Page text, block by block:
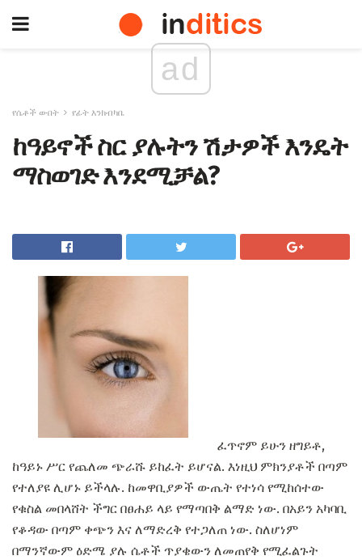
ad
የሴቶች ውበት የፊት እንክብካቤ
ከዓይኖች ስር ያሉትን ሽታዎች እንዴት
ማስወገድ እንደሚቻል?
ፈጥኖም ይሁን ዘግይቶ,
ከዓይኑ ሥር የጨለመ ጭራሹ ይከፈት ይሆናል. እነዚህ ምክንያቶች በጣም
የተለያዩ ሊሆኑ ይችላሉ. ከመዋቢያዎች ውጤት የተነሳ የሚከሰተው
የቁስል መበላሸት ችግር በፀሐይ ላይ የማጣበቅ ልማድ ነው. በአይን አካባቢ
የቆዳው በጣም ቀጭን እና ለማድረቅ የተጋለጠ ነው. ስለሆነም
በማንኛውም ዕድሜ ያሉ ሴቶች ጥያቄውን ለመጠየቅ የሚፈልጉት